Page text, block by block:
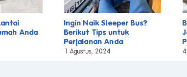
Anda
Ingin Naik Sleeper Bus?
Berikut Tips untuk
Perjalanan Anda
1 Agustus, 2024